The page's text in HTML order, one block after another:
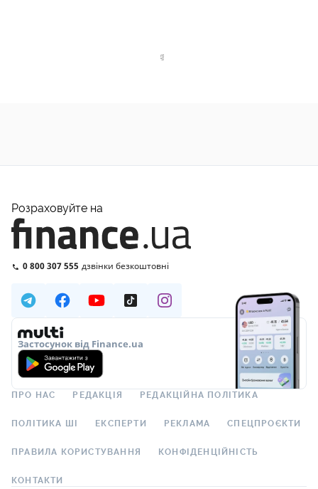
Розраховуйте на
0 800 307 555 дзвінки безкоштовні
Застосунок від Finance.ua
ПРО НАС РЕДАКЦІЯ РЕДАКЦІЙНА ПОЛІТИКА
ПОЛІТИКА ШІ ЕКСПЕРТИ РЕКЛАМА СПЕЦПРОЄКТИ
ПРАВИЛА КОРИСТУВАННЯ КОНФІДЕНЦІЙНІСТЬ
КОНТАКТИ